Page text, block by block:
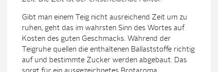
Gibt man einem Teig nicht ausreichend Zeit um zu
ruhen, geht das im wahrsten Sinn des Wortes auf
Kosten des guten Geschmacks. Während der
Teigruhe quellen die enthaltenen Ballaststoffe richtig
auf und bestimmte Zucker werden abgebaut. Das